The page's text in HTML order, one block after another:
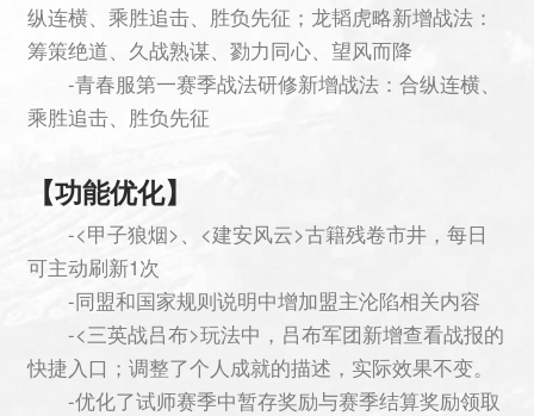
纵连横、乘胜追击、胜负先征；龙韬虎略新增战法：
筹策绝道、久战熟谋、勠力同心、望风而降
-青春服第一赛季战法研修新增战法：合纵连横、
乘胜追击、胜负先征
【功能优化】
-<甲子狼烟>、<建安风云>古籍残卷市井，每日
可主动刷新1次
-同盟和国家规则说明中增加盟主沦陷相关内容
-<三英战吕布>玩法中，吕布军团新增查看战报的
快捷入口；调整了个人成就的描述，实际效果不变。
-优化了试师赛季中暂存奖励与赛季结算奖励领取